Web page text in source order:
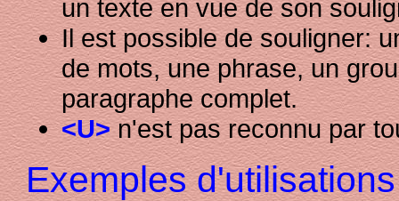
un texte en vue de son
Il est possible de souligner:
de mots, une phrase, un
paragraphe complet.
<U>n'est pas reconnu par
Exemples